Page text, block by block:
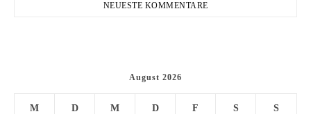
NEUESTE KOMMENTARE
August 2026
M D M D F S S